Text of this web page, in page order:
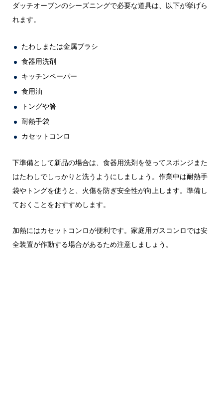
ダッチオーブンのシーズニングで必要な道具は、以下が挙げら
れます。
たわしまたは金属ブラシ
食器用洗剤
キッチンペーパー
食用油
トングや箸
耐熱手袋
カセットコンロ
下準備として新品の場合は、食器用洗剤を使ってスポンジまた
はたわしでしっかりと洗うようにしましょう。作業中は耐熱手
袋やトングを使うと、火傷を防ぎ安全性が向上します。準備し
ておくことをおすすめします。
加熱にはカセットコンロが便利です。家庭用ガスコンロでは安
全装置が作動する場合があるため注意しましょう。